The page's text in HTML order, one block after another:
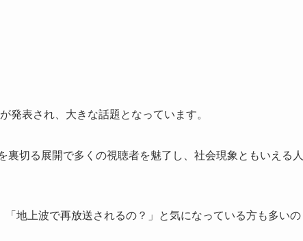
発表され、大きな話題となっています。
切る展開で多くの視聴者を魅了し、社会現象ともいえる人
地上波で再放送されるの？」と気になっている方も多いの